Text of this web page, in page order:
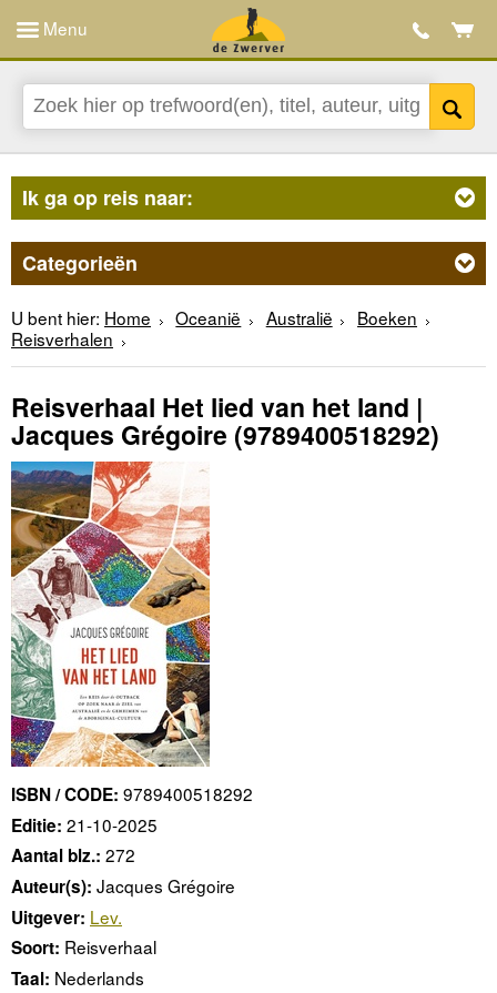
Menu
Ik ga op reis naar:
Categorieën
U bent hier: Home Oceanië Australië
Boeken
Reisverhalen
Reisverhaal Het lied van het land |
Jacques Grégoire (9789400518292)
ISBN / CODE: 9789400518292
Editie: 21-10-2025
Aantal blz.: 272
Auteur(s): Jacques Grégoire
Uitgever: Lev.
Soort: Reisverhaal
Taal: Nederlands